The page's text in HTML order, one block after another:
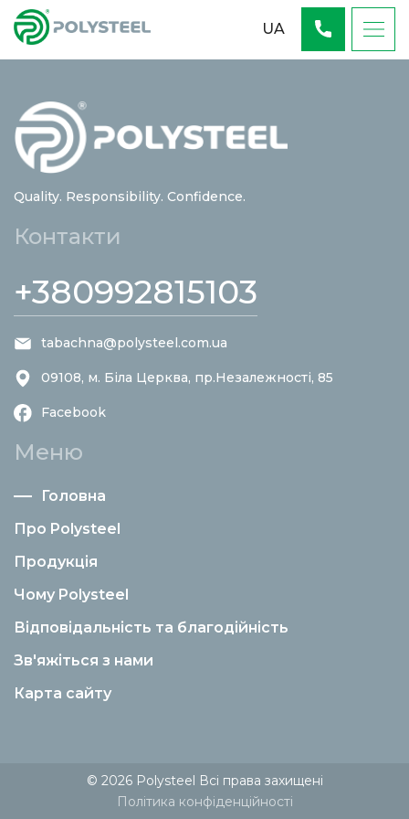
UA
Quality. Responsibility. Confidence.
Меню
Головна
Про Polysteel
Продукція
Чому Polysteel
Відповідальність та благодійність
Зв'яжіться з нами
Карта сайту
Контакти
+380992815103
tabachna@polysteel.com.ua
09108, м. Біла Церква, пр.Незалежності, 85
Facebook
© 2026 Polysteel Всі права захищені
Політика конфіденційності